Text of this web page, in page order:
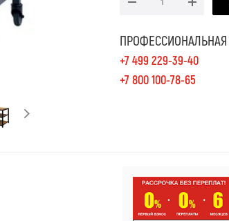
ПРОФЕССИОНАЛЬНАЯ
+7 499 229-39-40
+7 800 100-78-65